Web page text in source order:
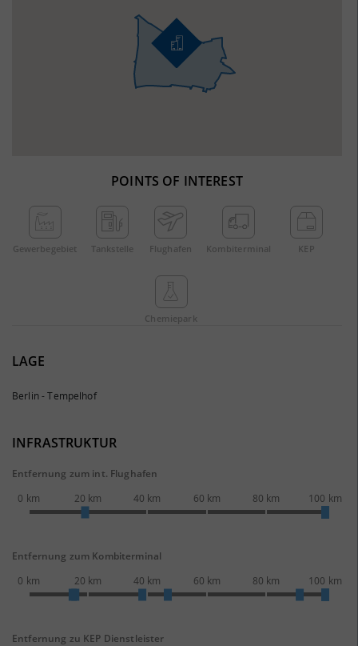
POINTS OF INTEREST
Gewerbe­gebiet Tankstelle Flughafen Kombi­terminal KEP
Chemie­park
LAGE
Berlin - Tempelhof
INFRASTRUKTUR
Entfernung zum int. Flughafen
0 km
20 km 40 km 60 km 80 km 100 km
Entfernung zum Kombiterminal
0 km
20 km 40 km 60 km 80 km 100 km
Entfernung zu KEP Dienstleister